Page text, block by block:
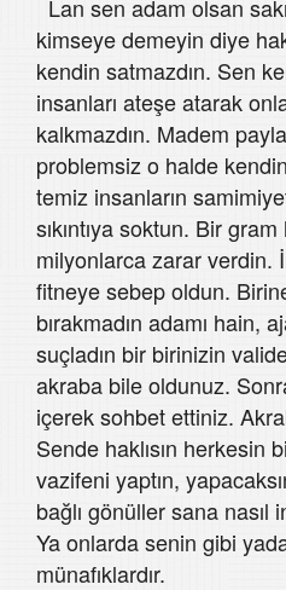
Lan sen adam olsan
kimseye demeyin diye
kendin satmazdın. Sen
insanları ateşe atarak
kalkmazdın. Madem
problemsiz o halde
temiz insanların
sıkıntıya soktun. Bir gram
milyonlarca zarar verdin.
fitneye sebep oldun.
bırakmadın adamı hain,
suçladın bir birinizin
akraba bile oldunuz.
içerek sohbet ettiniz.
Sende haklısın herkesin
vazifeni yaptın,
bağlı gönüller sana nasıl
Ya onlarda senin gibi
münafıklardır.